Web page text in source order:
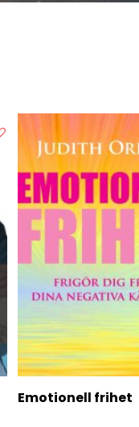
Emotionell frihet